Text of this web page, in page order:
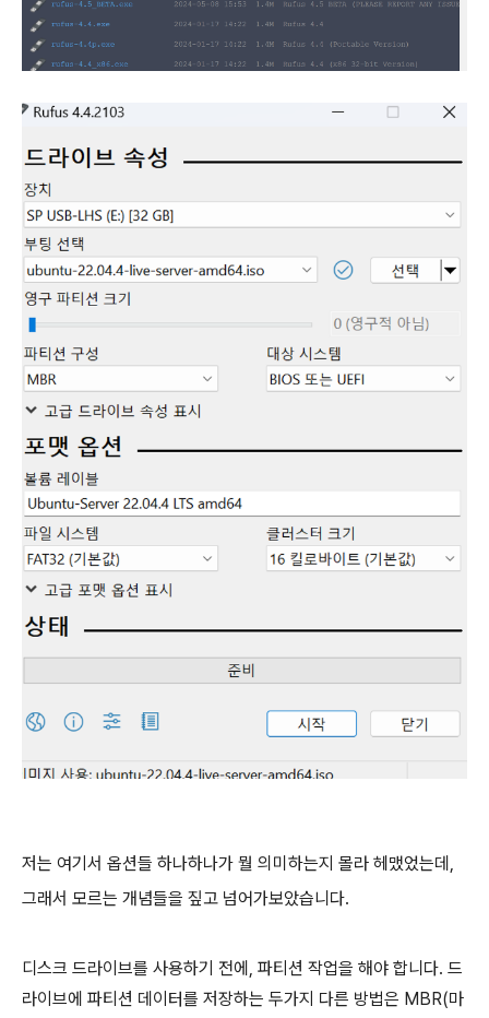
저는 여기서 옵션들 하나하나가 뭘 의미하는지 몰라 헤맸었는데,
그래서 모르는 개념들을 짚고 넘어가보았습니다.
디스크 드라이브를 사용하기 전에, 파티션 작업을 해야 합니다. 드
라이브에 파티션 데이터를 저장하는 두가지 다른 방법은 MBR(마